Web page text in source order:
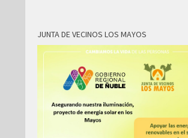
JUNTA DE VECINOS LOS MAYOS